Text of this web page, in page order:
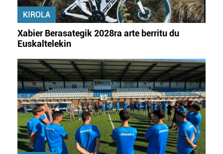
erabiltzeko baimen esplizitua ematen diguzu.Gehiago
irakurri
KIROLA
Xabier Berasategik 2028ra arte berritu du
Euskaltelekin